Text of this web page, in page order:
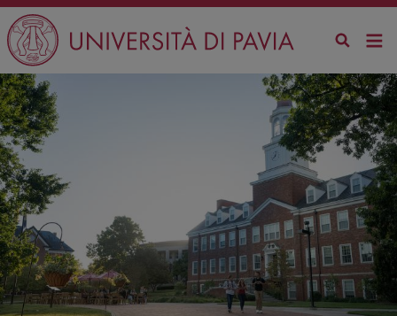
Skip to main content